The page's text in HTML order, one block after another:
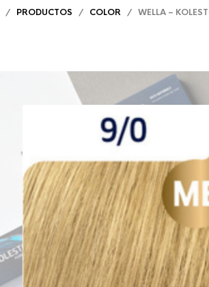
/ PRODUCTOS / COLOR / WELLA –